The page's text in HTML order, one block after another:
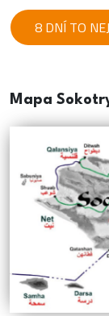
8 DNÍ TO
Mapa